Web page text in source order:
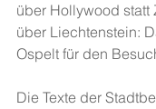
über Hollywood statt
über Liechtenstein:
Ospelt für den
Die Texte der